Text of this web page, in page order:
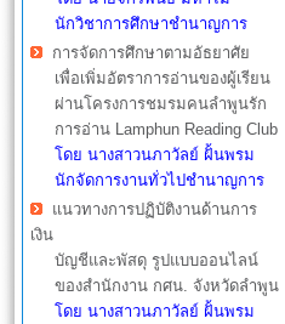
นักวิชาการศึกษาชำนาญการ
การจัดการศึกษาตามอัธยาศัย
เพื่อเพิ่มอัตราการอ่านของผู้เรียน
ผ่านโครงการชมรมคนลำพูนรัก
การอ่าน Lamphun Reading Club
โดย นางสาวนภาวัลย์ ฝั้นพรม
นักจัดการงานทั่วไปชำนาญการ
แนวทางการปฏิบัติงานด้านการ
เงิน
บัญชีและพัสดุ รูปแบบออนไลน์
ของสำนักงาน กศน. จังหวัดลำพูน
โดย นางสาวนภาวัลย์ ฝั้นพรม